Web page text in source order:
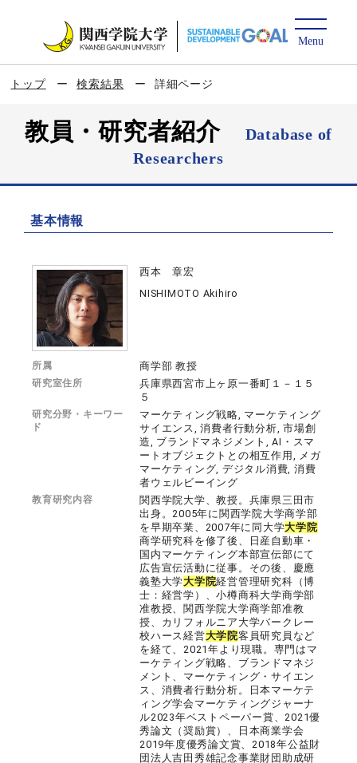
トップ 検索結果 詳細ページ
教員・研究者紹介
Database of
Researchers
基本情報
西本 章宏
NISHIMOTO Akihiro
所属 商学部 教授
研究室住所
兵庫県西宮市上ヶ原一番町１－１５
５
研究分野・キーワー
ド
マーケティング戦略, マーケティング
サイエンス, 消費者行動分析, 市場創
造, ブランドマネジメント, AI・スマ
ートオブジェクトとの相互作用, メガ
マーケティング, デジタル消費, 消費
者ウェルビーイング
教育研究内容
関西学院大学、教授。兵庫県三田市
出身。2005年に関西学院大学商学部
を早期卒業、2007年に同大学大学院
商学研究科を修了後、日産自動車・
国内マーケティング本部宣伝部にて
広告宣伝活動に従事。その後、慶應
義塾大学大学院経営管理研究科（博
士：経営学）、小樽商科大学商学部
准教授、関西学院大学商学部准教
授、カリフォルニア大学バークレー
校ハース経営大学院客員研究員など
を経て、2021年より現職。専門はマ
ーケティング戦略、ブランドマネジ
メント、マーケティング・サイエン
ス、消費者行動分析。日本マーケテ
ィング学会マーケティングジャーナ
ル2023年ベストペーパー賞、2021優
秀論文（奨励賞）、日本商業学会
2019年度優秀論文賞、2018年公益財
団法人吉田秀雄記念事業財団助成研